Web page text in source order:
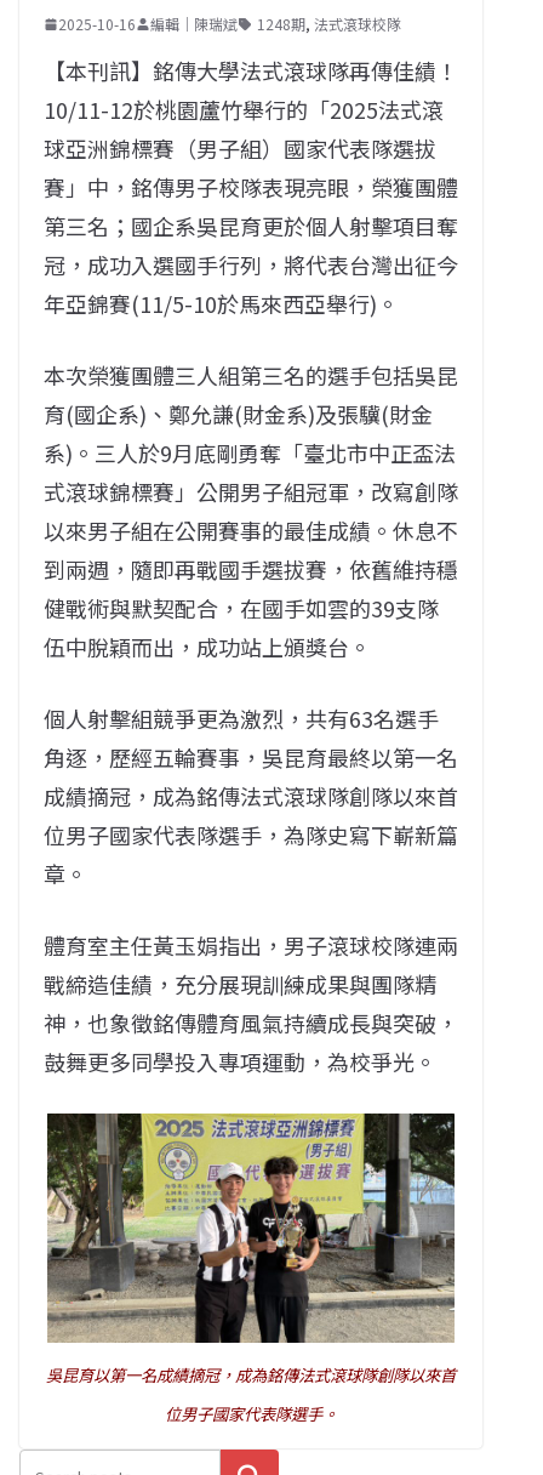
2025-10-16 編輯｜陳瑞斌 1248期, 法式滾球校隊
【本刊訊】銘傳大學法式滾球隊再傳佳績！
10/11-12於桃園蘆竹舉行的「2025法式滾
球亞洲錦標賽（男子組）國家代表隊選拔
賽」中，銘傳男子校隊表現亮眼，榮獲團體
第三名；國企系吳昆育更於個人射擊項目奪
冠，成功入選國手行列，將代表台灣出征今
年亞錦賽(11/5-10於馬來西亞舉行)。
本次榮獲團體三人組第三名的選手包括吳昆
育(國企系)、鄭允謙(財金系)及張驥(財金
系)。三人於9月底剛勇奪「臺北市中正盃法
式滾球錦標賽」公開男子組冠軍，改寫創隊
以來男子組在公開賽事的最佳成績。休息不
到兩週，隨即再戰國手選拔賽，依舊維持穩
健戰術與默契配合，在國手如雲的39支隊
伍中脫穎而出，成功站上頒獎台。
個人射擊組競爭更為激烈，共有63名選手
角逐，歷經五輪賽事，吳昆育最終以第一名
成績摘冠，成為銘傳法式滾球隊創隊以來首
位男子國家代表隊選手，為隊史寫下嶄新篇
章。
體育室主任黃玉娟指出，男子滾球校隊連兩
戰締造佳績，充分展現訓練成果與團隊精
神，也象徵銘傳體育風氣持續成長與突破，
鼓舞更多同學投入專項運動，為校爭光。
吳昆育以第一名成績摘冠，成為銘傳法式滾球隊創隊以來首
位男子國家代表隊選手。